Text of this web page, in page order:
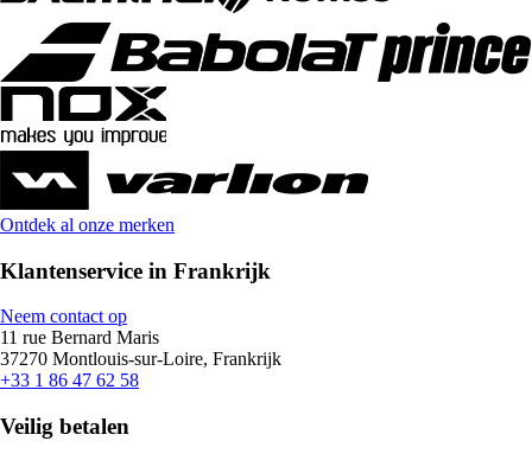
Ontdek al onze merken
Klantenservice in Frankrijk
Neem contact op
11 rue Bernard Maris
37270 Montlouis-sur-Loire, Frankrijk
+33 1 86 47 62 58
Veilig betalen